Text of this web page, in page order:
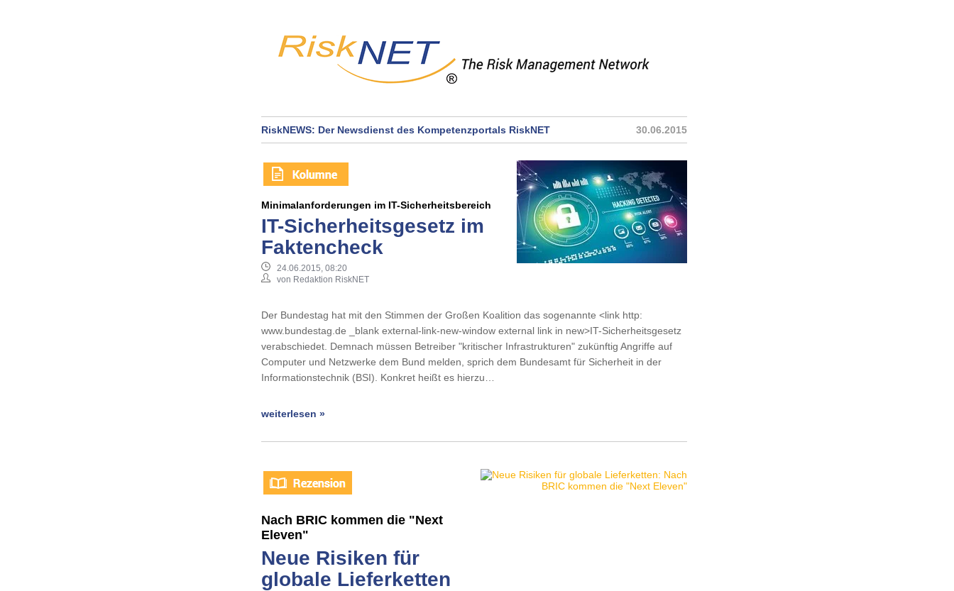
RiskNEWS: Der Newsdienst des Kompetenzportals RiskNET 30.06.2015
Minimalanforderungen im IT-Sicherheitsbereich
IT-Sicherheitsgesetz im
Faktencheck
24.06.2015, 08:20
von Redaktion RiskNET
Der Bundestag hat mit den Stimmen der Großen Koalition das sogenannte <link http:
www.bundestag.de _blank external-link-new-window external link in new>IT-Sicherheitsgesetz
verabschiedet. Demnach müssen Betreiber "kritischer Infrastrukturen" zukünftig Angriffe auf
Computer und Netzwerke dem Bund melden, sprich dem Bundesamt für Sicherheit in der
Informationstechnik (BSI). Konkret heißt es hierzu…
weiterlesen »
Nach BRIC kommen die "Next
Eleven"
Neue Risiken für
globale Lieferketten